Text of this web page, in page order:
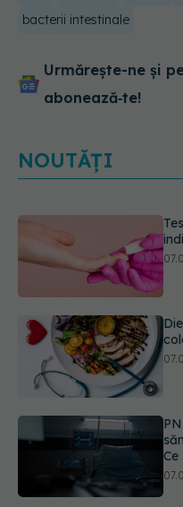
bacterii intestinale
Urmărește-ne și
abonează‑te!
NOUTĂȚI
Ce